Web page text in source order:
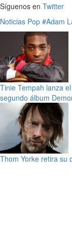
Síguenos en Twitter
Noticias Pop #Adam
Tinie Tempah lanza
segundo álbum
Thom Yorke retira su